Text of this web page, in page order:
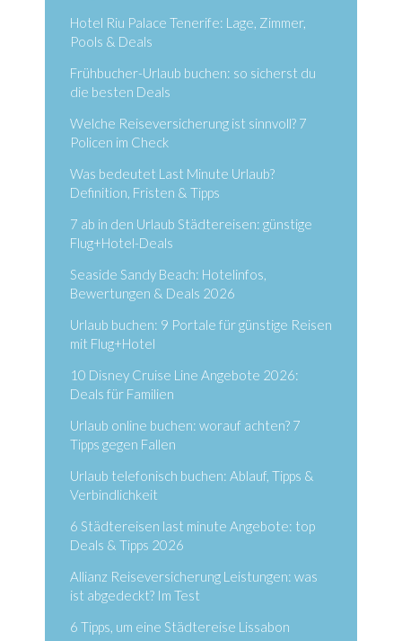
Hotel Riu Palace Tenerife: Lage, Zimmer,
Pools & Deals
Frühbucher-Urlaub buchen: so sicherst du
die besten Deals
Welche Reiseversicherung ist sinnvoll? 7
Policen im Check
Was bedeutet Last Minute Urlaub?
Definition, Fristen & Tipps
7 ab in den Urlaub Städtereisen: günstige
Flug+Hotel-Deals
Seaside Sandy Beach: Hotelinfos,
Bewertungen & Deals 2026
Urlaub buchen: 9 Portale für günstige Reisen
mit Flug+Hotel
10 Disney Cruise Line Angebote 2026:
Deals für Familien
Urlaub online buchen: worauf achten? 7
Tipps gegen Fallen
Urlaub telefonisch buchen: Ablauf, Tipps &
Verbindlichkeit
6 Städtereisen last minute Angebote: top
Deals & Tipps 2026
Allianz Reiseversicherung Leistungen: was
ist abgedeckt? Im Test
6 Tipps, um eine Städtereise Lissabon